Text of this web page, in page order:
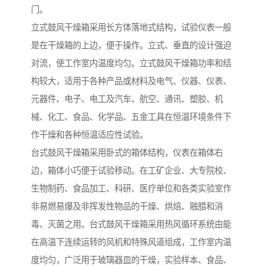
门。
立式鼓风干燥箱采用长方体落地式结构，试验仪表一般
是在干燥箱的上边，便于操作。立式、垂直的设计强迫
对流，使工作室内温度均匀。立式鼓风干燥箱功率和结
构较大，适用于各种产品或材料及电气、仪器、仪表、
元器件、电子、电工及汽车、航空、通讯、塑胶、机
械、化工、食品、化学品、五金工具在恒温环境条件下
作干燥和各种恒温适应性试验。
台式鼓风干燥箱采用卧式的箱体结构，仪表在箱体右
边，箱体小巧便于试验移动。在工矿企业、大专院校、
生物制药、食品加工、科研、医疗单位和各类实验室作
非易燃易爆及非挥发性物品的干燥、烘焙、融腊和消
毒、灭菌之用。台式鼓风干燥箱采用热风循环系统由能
在高温下连续运转的风机和特殊风道组成，工作室内温
度均匀，广泛用于玻璃器皿的干燥，实验样本、食品、